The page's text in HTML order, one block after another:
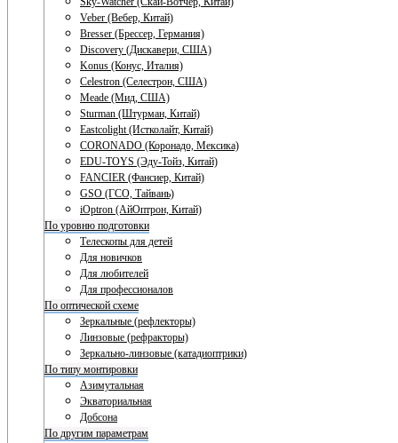
Veber (Вебер, Китай)
Bresser (Брессер, Германия)
Discovery (Дискавери, США)
Konus (Конус, Италия)
Celestron (Селестрон, США)
Meade (Мид, США)
Sturman (Штурман, Китай)
Eastcolight (Истколайт, Китай)
CORONADO (Коронадо, Мексика)
EDU-TOYS (Эду-Тойз, Китай)
FANCIER (Фансиер, Китай)
GSO (ГСО, Тайвань)
iOptron (АйОптрон, Китай)
По уровню подготовки
Телескопы для детей
Для новичков
Для любителей
Для профессионалов
По оптической схеме
Зеркальные (рефлекторы)
Линзовые (рефракторы)
Зеркально-линзовые (катадиоптрики)
По типу монтировки
Азимутальная
Экваториальная
Добсона
По другим параметрам